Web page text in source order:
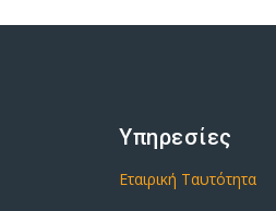
Υπηρεσίες
Εταιρική Ταυτότητα